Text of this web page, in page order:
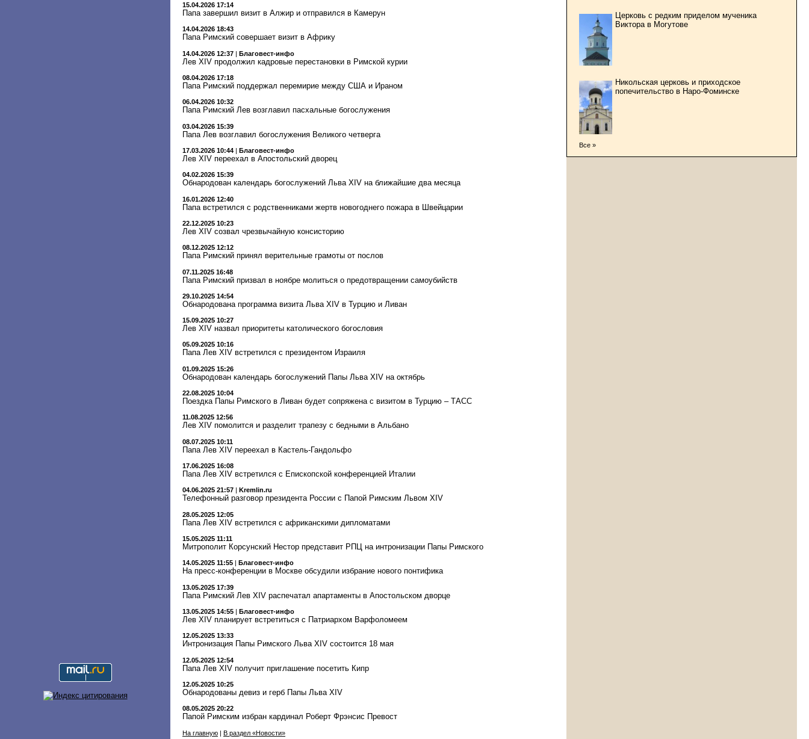
15.04.2026 17:14
Папа завершил визит в Алжир и отправился в Камерун
14.04.2026 18:43
Папа Римский совершает визит в Африку
14.04.2026 12:37 | Благовест-инфо
Лев XIV продолжил кадровые перестановки в Римской курии
08.04.2026 17:18
Папа Римский поддержал перемирие между США и Ираном
06.04.2026 10:32
Папа Римский Лев возглавил пасхальные богослужения
03.04.2026 15:39
Папа Лев возглавил богослужения Великого четверга
17.03.2026 10:44 | Благовест-инфо
Лев XIV переехал в Апостольский дворец
04.02.2026 15:39
Обнародован календарь богослужений Льва XIV на ближайшие два месяца
16.01.2026 12:40
Папа встретился с родственниками жертв новогоднего пожара в Швейцарии
22.12.2025 10:23
Лев XIV созвал чрезвычайную консисторию
08.12.2025 12:12
Папа Римский принял верительные грамоты от послов
07.11.2025 16:48
Папа Римский призвал в ноябре молиться о предотвращении самоубийств
29.10.2025 14:54
Обнародована программа визита Льва XIV в Турцию и Ливан
15.09.2025 10:27
Лев XIV назвал приоритеты католического богословия
05.09.2025 10:16
Папа Лев XIV встретился с президентом Израиля
01.09.2025 15:26
Обнародован календарь богослужений Папы Льва XIV на октябрь
22.08.2025 10:04
Поездка Папы Римского в Ливан будет сопряжена с визитом в Турцию – ТАСС
11.08.2025 12:56
Лев XIV помолится и разделит трапезу с бедными в Альбано
08.07.2025 10:11
Папа Лев XIV переехал в Кастель-Гандольфо
17.06.2025 16:08
Папа Лев XIV встретился с Епископской конференцией Италии
04.06.2025 21:57 Kremlin.ru
Телефонный разговор президента России с Папой Римским Львом XIV
28.05.2025 12:05
Папа Лев XIV встретился с африканскими дипломатами
15.05.2025 11:11
Митрополит Корсунский Нестор представит РПЦ на интронизации Папы Римского
14.05.2025 11:55 Благовест-инфо
На пресс-конференции в Москве обсудили избрание нового понтифика
13.05.2025 17:39
Папа Римский Лев XIV распечатал апартаменты в Апостольском дворце
13.05.2025 14:55 | Благовест-инфо
Лев XIV планирует встретиться с Патриархом Варфоломеем
12.05.2025 13:33
Интронизация Папы Римского Льва XIV состоится 18 мая
12.05.2025 12:54
Папа Лев XIV получит приглашение посетить Кипр
12.05.2025 10:25
Обнародованы девиз и герб Папы Льва XIV
08.05.2025 20:22
Папой Римским избран кардинал Роберт Фрэнсис Превост
На главную | В раздел «Новости»
Церковь с редким приделом мученика
Виктора в Могутове
Никольская церковь и приходское
попечительство в Наро-Фоминске
Все »